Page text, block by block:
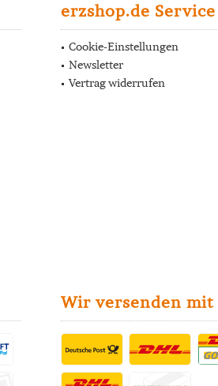
erzshop.de Service
Cookie-Einstellungen
Newsletter
Vertrag widerrufen
Wir versenden mit